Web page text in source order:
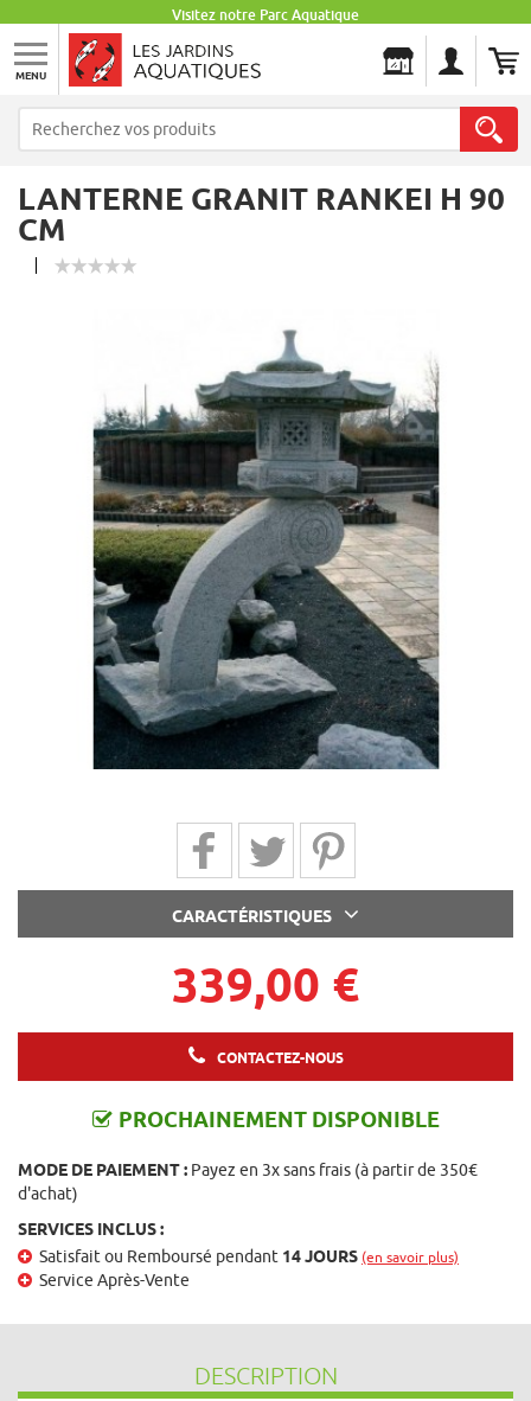
Visitez notre Parc Aquatique
MENU
LANTERNE GRANIT RANKEI H 90
CM
Partager sur Facebook
Partager sur Twitter
Partager sur Pinterest
CARACTÉRISTIQUES
339,00 €
CONTACTEZ-NOUS
PROCHAINEMENT DISPONIBLE
MODE DE PAIEMENT : Payez en 3x sans frais (à partir de 350€
d'achat)
SERVICES INCLUS :
Satisfait ou Remboursé pendant 14 JOURS (en savoir plus)
Service Après-Vente
DESCRIPTION